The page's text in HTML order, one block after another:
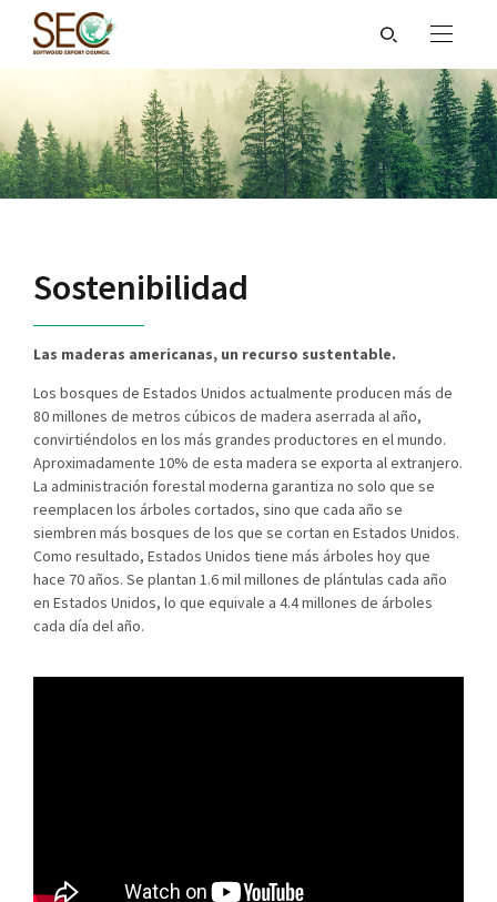
Sostenibilidad
Las maderas americanas, un recurso sustentable.
Los bosques de Estados Unidos actualmente producen más de
80 millones de metros cúbicos de madera aserrada al año,
convirtiéndolos en los más grandes productores en el mundo.
Aproximadamente 10% de esta madera se exporta al extranjero.
La administración forestal moderna garantiza no solo que se
reemplacen los árboles cortados, sino que cada año se
siembren más bosques de los que se cortan en Estados Unidos.
Como resultado, Estados Unidos tiene más árboles hoy que
hace 70 años. Se plantan 1.6 mil millones de plántulas cada año
en Estados Unidos, lo que equivale a 4.4 millones de árboles
cada día del año.